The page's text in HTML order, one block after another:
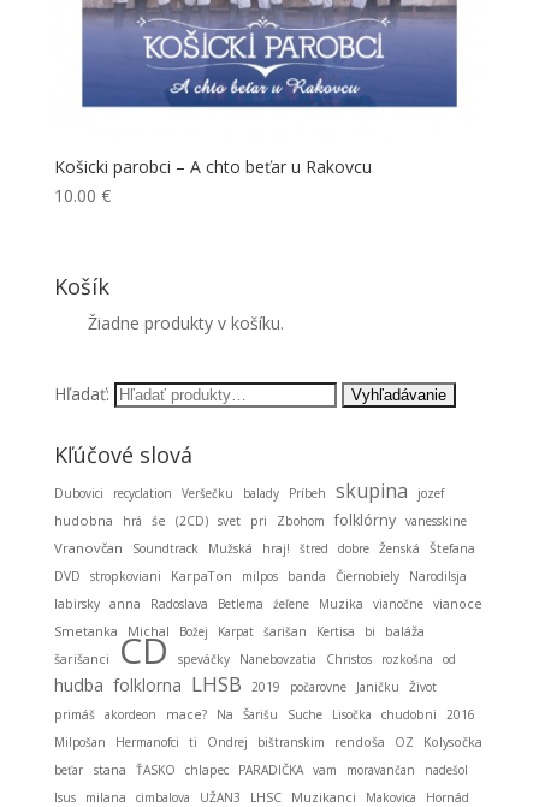
Košicki parobci – A chto beťar u Rakovcu
10.00 €
Košík
Žiadne produkty v košíku.
Hľadať:
Kľúčové slová
Dubovici recyclation Veršečku balady Príbeh skupina jozef
hudobna hrá śe (2CD) svet pri Zbohom folklórny vanesskine
Vranovčan Soundtrack Mužská hraj! štred dobre Ženská
Štefana
DVD
stropkoviani KarpaTon milpos banda Čiernobiely
Narodilsja
labirsky anna Radoslava Betlema źeľene Muzika vianočne vianoce
Smetanka Michal Božej Karpat šarišan Kertisa bi baláža
šarišanci CD speváčky Nanebovzatia Christos rozkošna od
hudba folklorna LHSB 2019 počarovne Janičku
Život
primáš akordeon mace? Na Šarišu Suche Lisočka chudobni
2016
Milpošan
Hermanofci ti Ondrej bištranskim rendoša OZ
Kolysočka
beťar
stana ŤASKO chlapec PARADIČKA vam moravančan
nadešol
Isus
milana cimbalova UŽAN3 LHSC Muzikanci Makovica
Hornád